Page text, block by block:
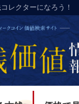
レクターになろう！